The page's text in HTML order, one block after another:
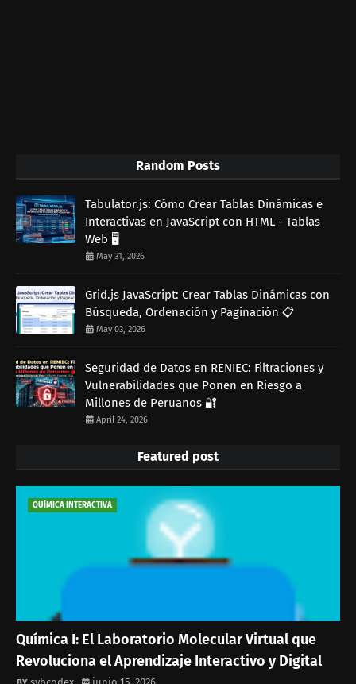
Random Posts
Tabulator.js: Cómo Crear Tablas Dinámicas e
Interactivas en JavaScript con HTML - Tablas
Web 🖥️
May 31, 2026
Grid.js JavaScript: Crear Tablas Dinámicas con
Búsqueda, Ordenación y Paginación 📋
May 03, 2026
Seguridad de Datos en RENIEC: Filtraciones y
Vulnerabilidades que Ponen en Riesgo a
Millones de Peruanos 🔐
April 24, 2026
Featured post
QUÍMICA INTERACTIVA
Química I: El Laboratorio Molecular Virtual que
Revoluciona el Aprendizaje Interactivo y Digital